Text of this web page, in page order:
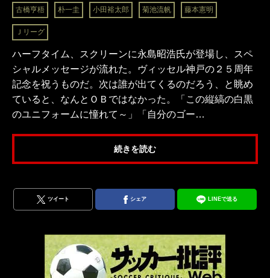
古橋亨梧 朴一圭 小田裕太郎 菊池流帆 藤本憲明
Ｊリーグ
ハーフタイム、スクリーンに永島昭浩氏が登場し、スペ
シャルメッセージが流れた。ヴィッセル神戸の２５周年
記念を祝うものだ。次は誰が出てくるのだろう、と眺め
ていると、なんとＯＢではなかった。「この縦縞の白黒
のユニフォームに憧れて～」「自分のゴー…
続きを読む
ツイート シェア LINEで送る